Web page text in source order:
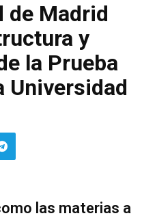
de Madrid
y
la Prueba
Universidad
las materias a